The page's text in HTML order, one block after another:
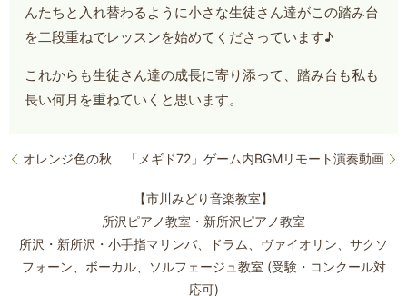
んたちと入れ替わるように小さな生徒さん達がこの踏み台
を二段重ねでレッスンを始めてくださっています♪
これからも生徒さん達の成長に寄り添って、踏み台も私も
長い何月を重ねていくと思います。
オレンジ色の秋 「メギド72」ゲーム内BGMリモート演奏動画
【市川みどり音楽教室】
所沢ピアノ教室・新所沢ピアノ教室
所沢・新所沢・小手指マリンバ、ドラム、ヴァイオリン、サクソ
フォーン、 ボーカル、ソルフェージュ教室 (受験・コンクール対
応可)